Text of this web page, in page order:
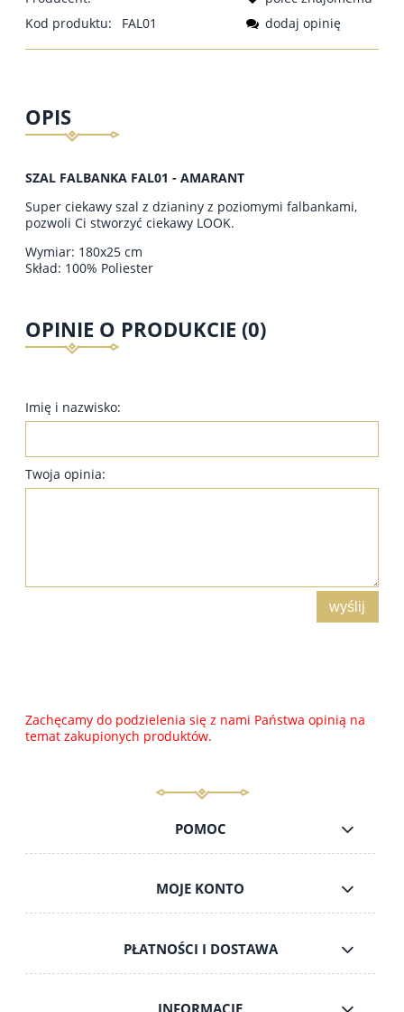
Kod produktu:
FAL01
dodaj opinię
OPIS
SZAL FALBANKA FAL01 - AMARANT
Super ciekawy szal z dzianiny z poziomymi falbankami,
pozwoli Ci stworzyć ciekawy LOOK.
Wymiar: 180x25 cm
Skład: 100% Poliester
OPINIE O PRODUKCIE (0)
Imię i nazwisko:
Twoja opinia:
wyślij
Zachęcamy do podzielenia się z nami Państwa opinią na
temat zakupionych produktów.
POMOC
MOJE KONTO
PŁATNOŚCI I DOSTAWA